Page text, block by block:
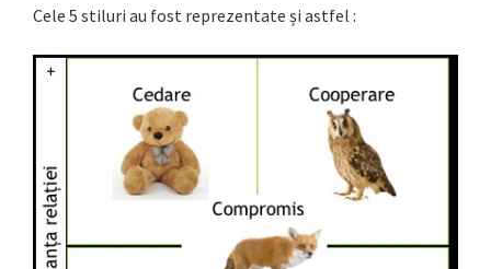
Cele 5 stiluri au fost reprezentate și astfel :